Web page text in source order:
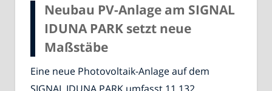
Neubau PV-Anlage am SIGNAL
IDUNA PARK setzt neue
Maßstäbe
Eine neue Photovoltaik-Anlage auf dem